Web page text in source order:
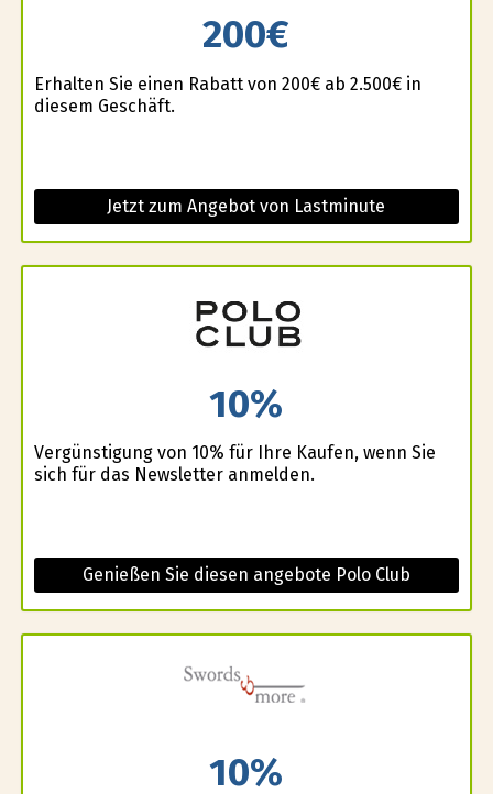
200€
Erhalten Sie einen Rabatt von 200€ ab 2.500€ in
diesem Geschäft.
Jetzt zum Angebot von Lastminute
10%
Vergünstigung von 10% für Ihre Kaufen, wenn Sie
sich für das Newsletter anmelden.
Genießen Sie diesen angebote Polo Club
10%